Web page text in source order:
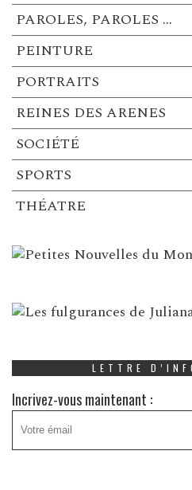
PAROLES, PAROLES …
PEINTURE
PORTRAITS
REINES DES ARENES
SOCIÉTÉ
SPORTS
THÉATRE
LETTRE
Incrivez-vous maintenant :